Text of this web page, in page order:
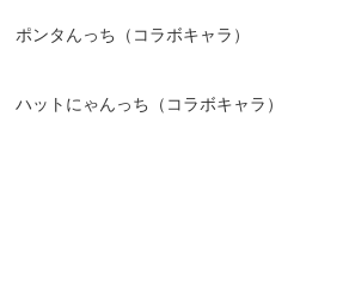
ポンタんっち（コラボキャラ）
ハットにゃんっち（コラボキャラ）